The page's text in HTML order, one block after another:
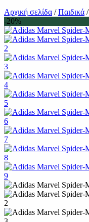
Αρχική σελίδα / Παιδικά /
-20%